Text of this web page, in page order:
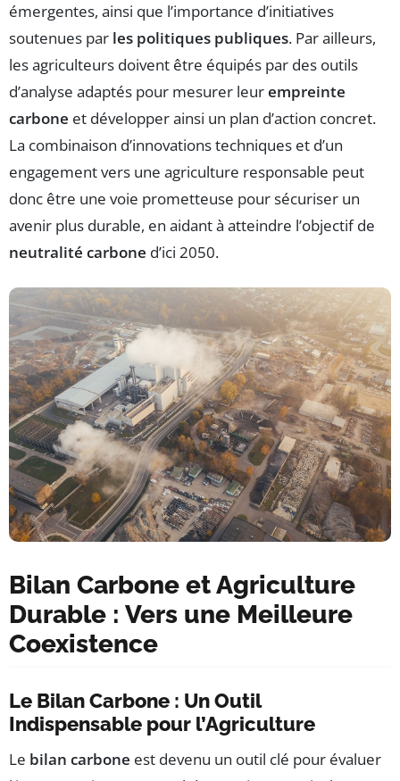
émergentes, ainsi que l’importance d’initiatives
soutenues par les politiques publiques. Par ailleurs,
les agriculteurs doivent être équipés par des outils
d’analyse adaptés pour mesurer leurempreinte
carbone et développer ainsi un plan d’action concret.
La combinaison d’innovations techniques et d’un
engagement vers une agriculture responsable peut
donc être une voie prometteuse pour sécuriser un
avenir plus durable, en aidant à atteindre l’objectif de
neutralité carbone d’ici 2050.
Bilan Carbone et Agriculture
Durable : Vers une Meilleure
Coexistence
Le Bilan Carbone : Un Outil
Indispensable pour l’Agriculture
Le bilan carbone est devenu un outil clé pour évaluer